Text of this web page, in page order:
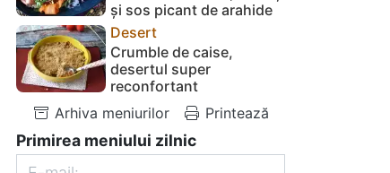
și sos picant de arahide
Desert
Crumble de caise,
desertul super
reconfortant
Arhiva meniurilor
Printează
Primirea meniului zilnic